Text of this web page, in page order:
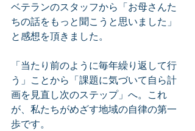
ベテランのスタッフから「お母さんた
ちの話をもっと聞こうと思いました」
と感想を頂きました。
「当たり前のように毎年繰り返して行
う」ことから「課題に気づいて自ら計
画を見直し次のステップ」へ。これ
が、私たちがめざす地域の自律の第一
歩です。